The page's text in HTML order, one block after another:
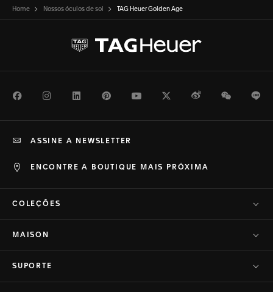
Home Nossos óculos de sol TAG Heuer Golden Age
FacebookInstagramLinkedInPinterestYoutubeTwitterWeiboWeChat
ENCONTRE A BOUTIQUE MAIS PRÓXIMA
ASSINE A NEWSLETTER
COLEÇÕES
MAISON
SUPORTE